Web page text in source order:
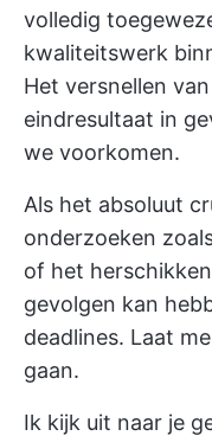
volledig
kwaliteitswerk
Het versnellen
eindresultaat in
we voorkomen.
Als het absoluut
onderzoeken
of het
gevolgen kan
deadlines. Laat
gaan.
Ik kijk uit naar je